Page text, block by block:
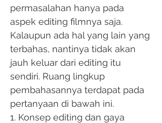
permasalahan hanya pada
aspek editing filmnya saja.
Kalaupun ada hal yang lain yang
terbahas, nantinya tidak akan
jauh keluar dari editing itu
sendiri. Ruang lingkup
pembahasannya terdapat pada
pertanyaan di bawah ini.
1. Konsep editing dan gaya